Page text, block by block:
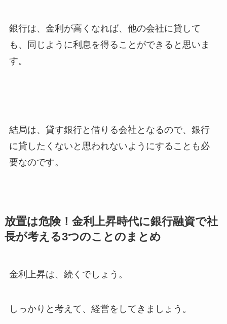
銀行は、金利が高くなれば、他の会社に貸して
も、同じように利息を得ることができると思いま
す。
結局は、貸す銀行と借りる会社となるので、銀行
に貸したくないと思われないようにすることも必
要なのです。
放置は危険！金利上昇時代に銀行融資で社
長が考える3つのことのまとめ
金利上昇は、続くでしょう。
しっかりと考えて、経営をしてきましょう。